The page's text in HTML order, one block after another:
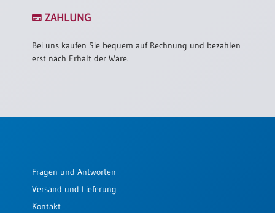
Einzelposter
Sortimente
Restbestände
ZAHLUNG
Bei uns kaufen Sie bequem auf Rechnung und bezahlen
erst nach Erhalt der Ware.
Fragen und Antworten
Versand und Lieferung
Kontakt